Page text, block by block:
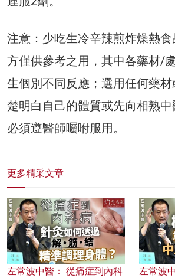
注意：少吃生冷辛辣煎炸燥熱
方僅供參考之用，其中各藥材/
生個別不同反應；選用任何藥
楚明白自己的體質或先向相熟
必須遵醫師囑咐服用。
更多精采文章
左常波中醫： 從痛症到內科
左常波